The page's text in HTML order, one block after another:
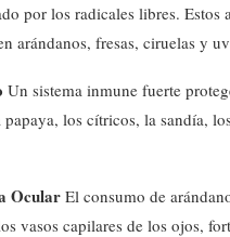
por los radicales libres.
arándanos, fresas, ciruelas y
Un sistema inmune fuerte
los cítricos, la sandía,
Ocular El consumo de
vasos capilares de los ojos,